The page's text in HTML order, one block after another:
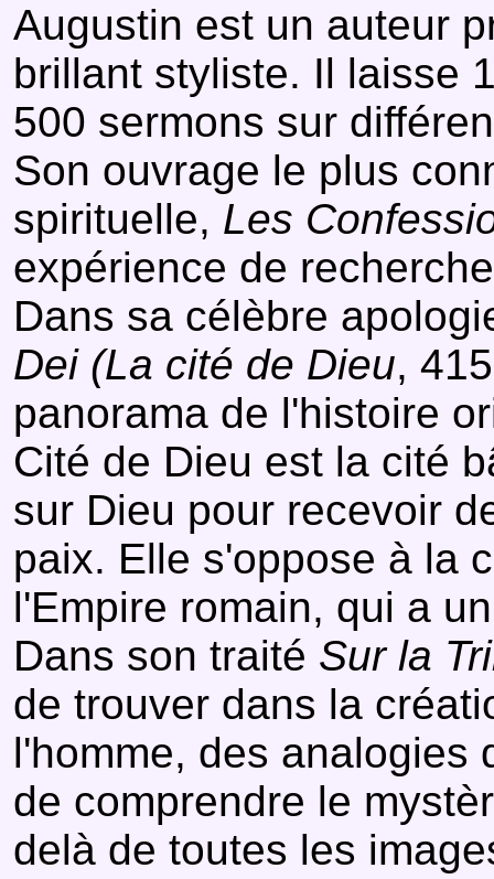
Augustin est un auteur
brillant styliste. Il laisse
500 sermons sur
Son ouvrage le plus
spirituelle, Les
expérience de
Dans sa célèbre
Dei (La cité de Dieu,
panorama de l'histoire
Cité de Dieu est la cité
sur Dieu pour recevoir
paix. Elle s'oppose à la
l'Empire romain, qui a
Dans son traité Sur la
de trouver dans la
l'homme, des analogies
de comprendre le
delà de toutes les